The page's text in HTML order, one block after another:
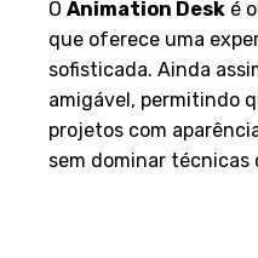
O Animation Desk é
que oferece uma
sofisticada. Ainda
amigável, permitindo
projetos com
sem dominar técnicas